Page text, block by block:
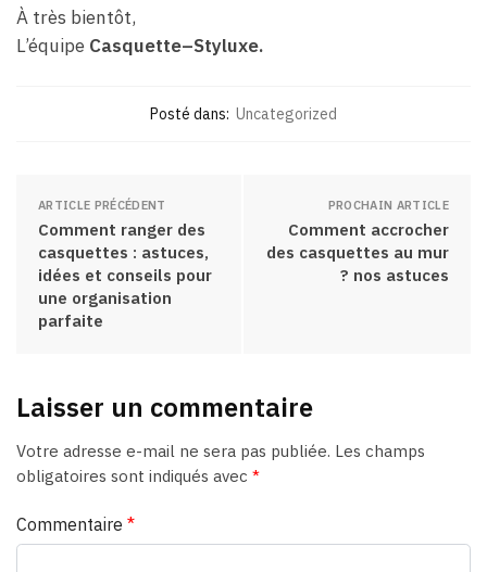
À très bientôt,
L’équipe Casquette–Styluxe.
Posté dans: Uncategorized
ARTICLE PRÉCÉDENT
Comment ranger des
casquettes : astuces,
idées et conseils pour
une organisation
parfaite
PROCHAIN ARTICLE
Comment accrocher
des casquettes au mur
? nos astuces
Laisser un commentaire
Votre adresse e-mail ne sera pas publiée. Les champs
obligatoires sont indiqués avec *
Commentaire *